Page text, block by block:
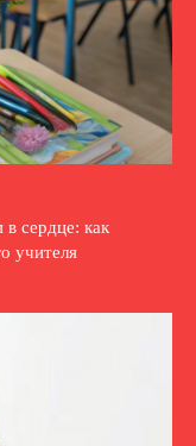
в сердце: как
учителя